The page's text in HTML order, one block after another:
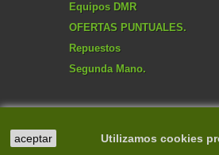
Equipos DMR
OFERTAS PUNTUALES.
Repuestos
Segunda Mano.
aceptar
Utilizamos cookies